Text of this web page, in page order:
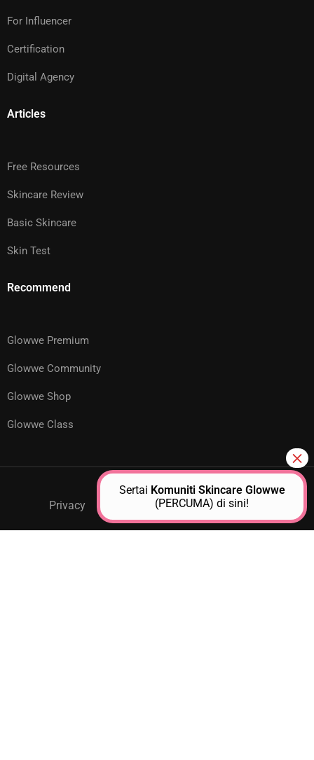
For Influencer
Certification
Digital Agency
Articles
Free Resources
Skincare Review
Basic Skincare
Skin Test
Recommend
Glowwe Premium
Glowwe Community
Glowwe Shop
Glowwe Class
Privacy GPM Support About Us Contact
Sertai Komuniti Skincare Glowwe
(PERCUMA) di sini!